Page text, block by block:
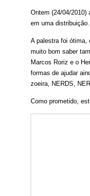
Ontem (24/04/2010)
em uma distribuição.
A palestra foi ótima,
muito bom saber
Marcos Roriz e o
formas de ajudar
zoeira, NERDS,
Como prometido,